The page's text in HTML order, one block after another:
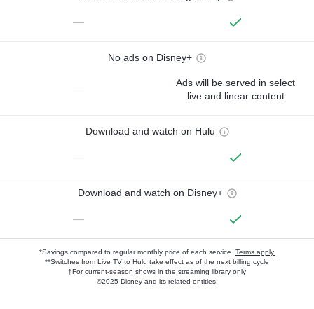
—
No ads on Disney+
—
Ads will be served in select
live and linear content
Download and watch on Hulu
—
Download and watch on Disney+
—
*Savings compared to regular monthly price of each service. Terms apply.
**Switches from Live TV to Hulu take effect as of the next billing cycle
†For current-season shows in the streaming library only
©2025 Disney and its related entities.